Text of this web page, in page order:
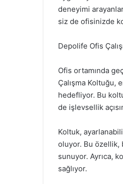
deneyimi
siz de ofisinizde
Depolife Ofis
Ofis ortamında
Çalışma Koltuğu,
hedefliyor. Bu
de işlevsellik
Koltuk,
oluyor. Bu özellik,
sunuyor. Ayrıca,
sağlıyor.